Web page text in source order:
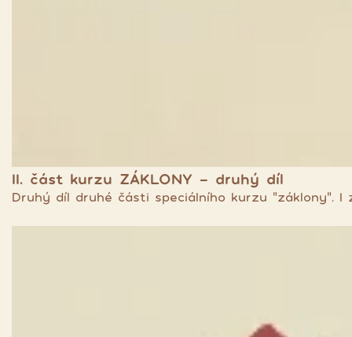
II. část kurzu ZÁKLONY - druhý díl
Druhý díl druhé části speciálního kurzu "záklony".